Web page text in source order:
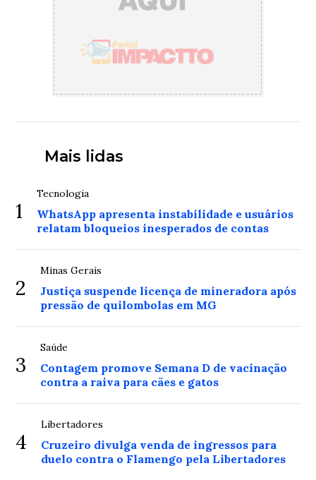
Mais lidas
1
Tecnologia
WhatsApp apresenta instabilidade e usuários
relatam bloqueios inesperados de contas
2
Minas Gerais
Justiça suspende licença de mineradora após
pressão de quilombolas em MG
3
Saúde
Contagem promove Semana D de vacinação
contra a raiva para cães e gatos
4
Libertadores
Cruzeiro divulga venda de ingressos para
duelo contra o Flamengo pela Libertadores